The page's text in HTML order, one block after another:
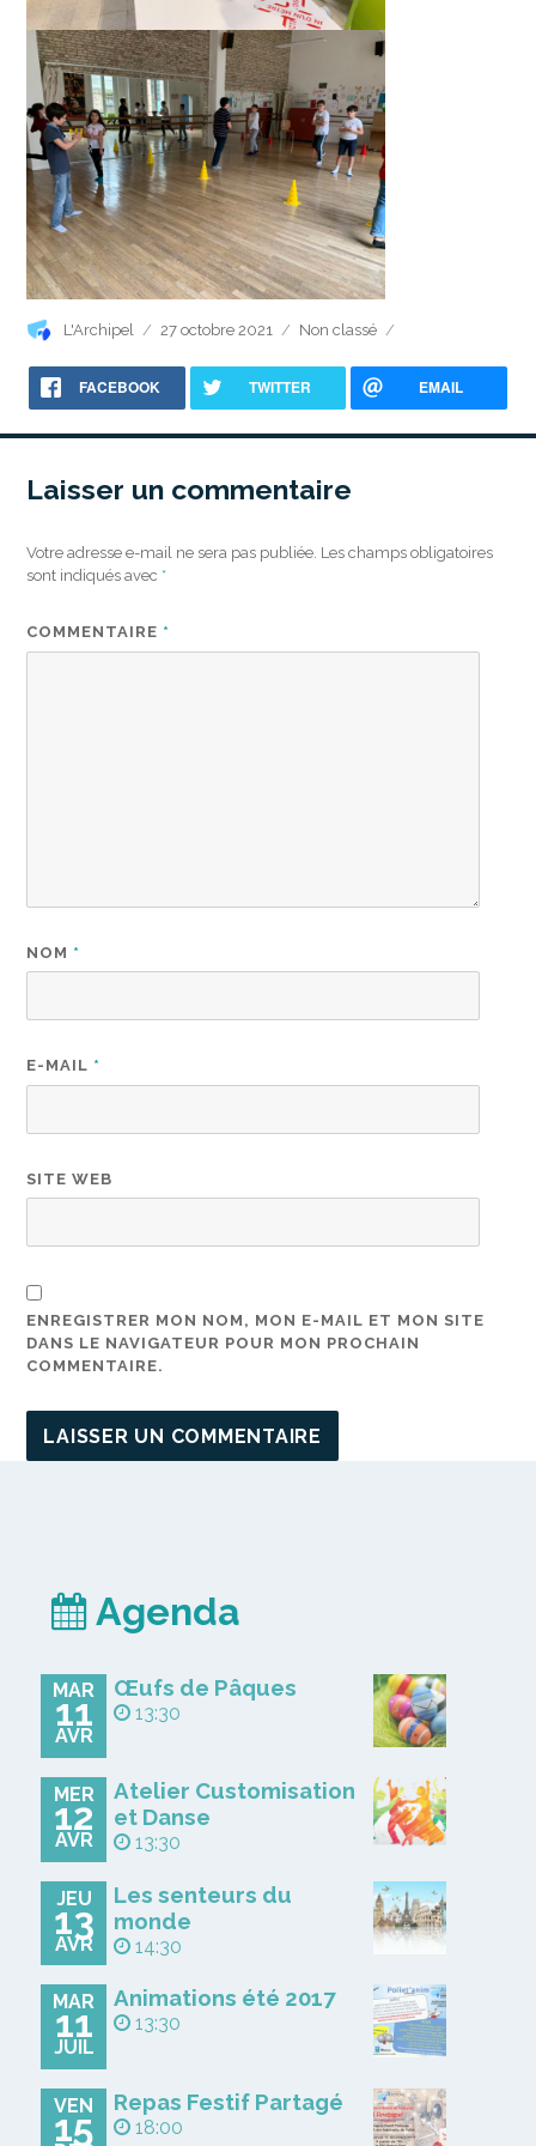
Auteur
L'Archipel
Publié
27 octobre 2021 Catégories
Non classé
FACEBOOK TWITTER EMAIL
Laisser un commentaire
Votre adresse e-mail ne sera pas publiée. Les champs obligatoires
sont indiqués avec *
COMMENTAIRE *
NOM *
E-MAIL *
SITE WEB
ENREGISTRER MON NOM, MON E-MAIL ET MON SITE
DANS LE NAVIGATEUR POUR MON PROCHAIN
COMMENTAIRE.
Agenda
MAR
11
AVR
Œufs de Pâques
13:30
MER
12
AVR
Atelier Customisation
et Danse
13:30
JEU
13
AVR
Les senteurs du
monde
14:30
MAR
11
JUIL
Animations été 2017
13:30
VEN
15
Repas Festif Partagé
18:00